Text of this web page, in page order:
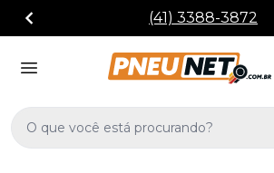
(41) 3388-3872